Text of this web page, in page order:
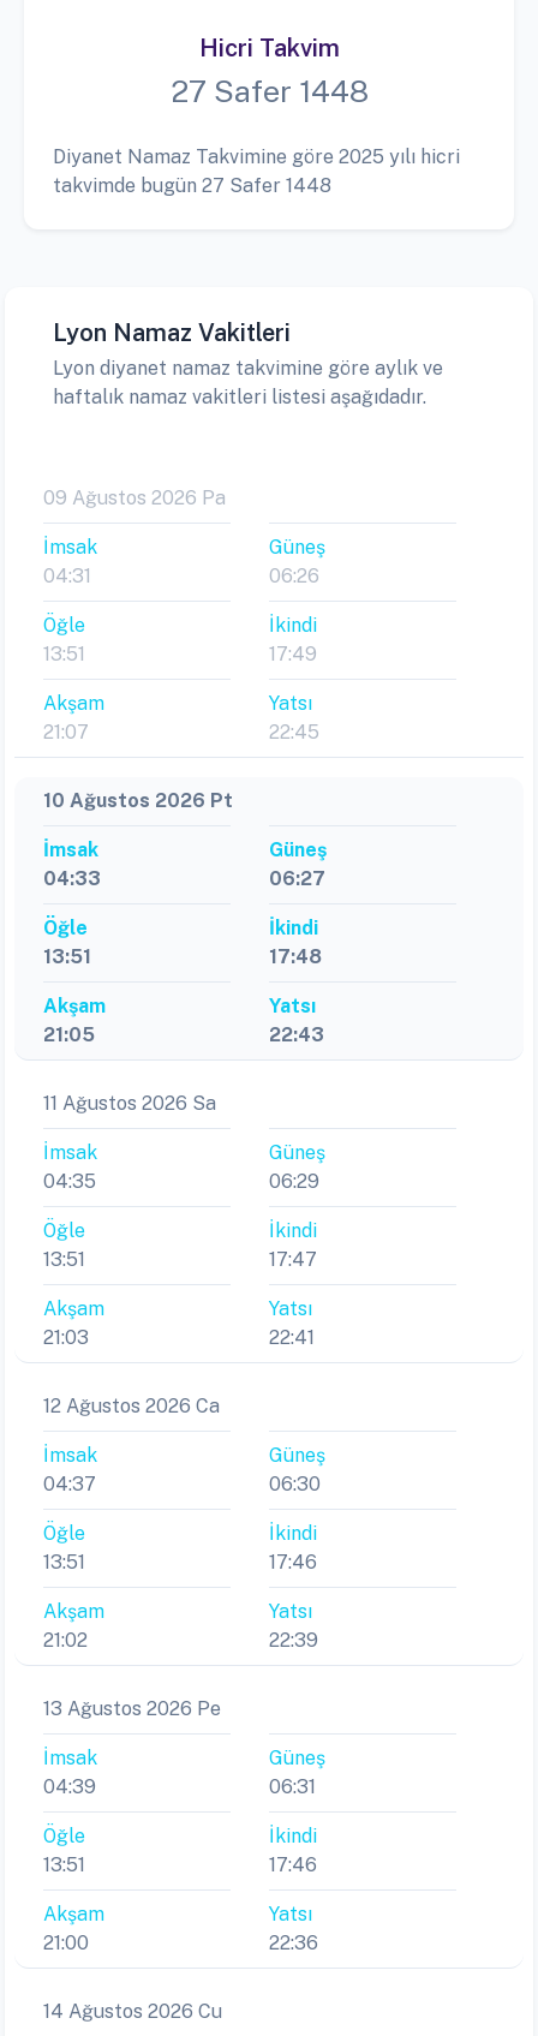
Hicri Takvim
27 Safer 1448
Diyanet Namaz Takvimine göre 2025 yılı hicri
takvimde bugün 27 Safer 1448
Lyon Namaz Vakitleri
Lyon diyanet namaz takvimine göre aylık ve
haftalık namaz vakitleri listesi aşağıdadır.
09 Ağustos 2026 Pa
İmsak
04:31
Güneş
06:26
Öğle
13:51
İkindi
17:49
Akşam
21:07
Yatsı
22:45
10 Ağustos 2026 Pt
İmsak
04:33
Güneş
06:27
Öğle
13:51
İkindi
17:48
Akşam
21:05
Yatsı
22:43
11 Ağustos 2026 Sa
İmsak
04:35
Güneş
06:29
Öğle
13:51
İkindi
17:47
Akşam
21:03
Yatsı
22:41
12 Ağustos 2026 Ca
İmsak
04:37
Güneş
06:30
Öğle
13:51
İkindi
17:46
Akşam
21:02
Yatsı
22:39
13 Ağustos 2026 Pe
İmsak
04:39
Güneş
06:31
Öğle
13:51
İkindi
17:46
Akşam
21:00
Yatsı
22:36
14 Ağustos 2026 Cu